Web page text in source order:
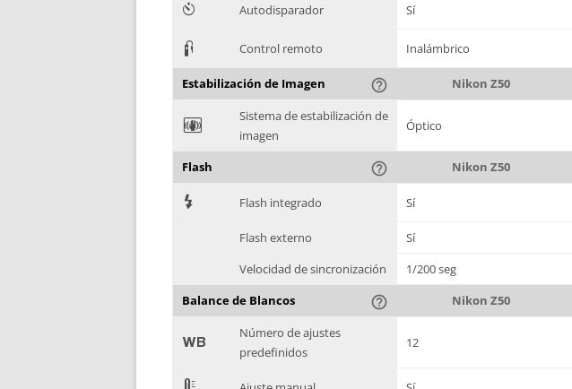
6 Autodisparador Sí
3 Control remoto Inalámbrico
Estabilización de Imagen help_outline Nikon Z50
F
Sistema de estabilización de
imagen
Óptico
Flash help_outline Nikon Z50
7 Flash integrado Sí
Flash externo Sí
Velocidad de sincronización
1/200 seg
Balance de Blancos
help_outline Nikon Z50
9
Número de ajustes
predefinidos
12